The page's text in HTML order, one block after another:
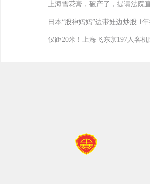
上海雪花膏，破产了，提请法院
日本“股神妈妈”边带娃边炒股 1
仅距20米！上海飞东京197人客机